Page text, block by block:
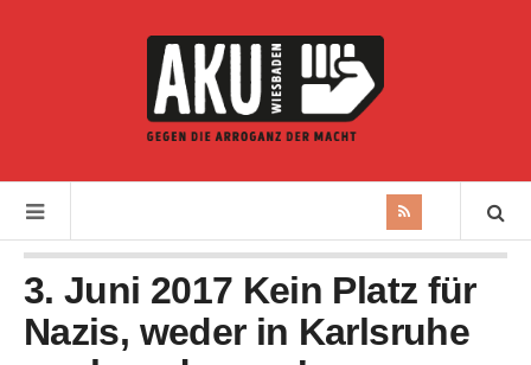
3. Juni 2017 Kein Platz für
Nazis, weder in Karlsruhe